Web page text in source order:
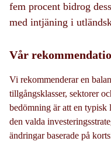
fem procent bidrog
med intjäning i
Vår
Vi rekommenderar en
tillgångsklasser, sektorer
bedömning är att en typisk
den valda
ändringar baserade på